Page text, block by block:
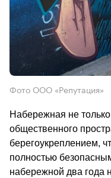
Фото ООО «Репутация»
Набережная не
общественного
берегоукреплением,
полностью
набережной два года